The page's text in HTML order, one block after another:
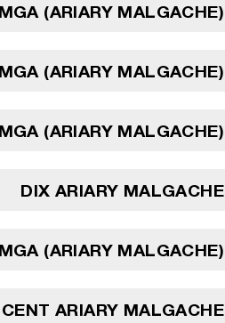
(ARIARY MALGACHE)
(ARIARY MALGACHE)
(ARIARY MALGACHE)
DIX ARIARY MALGACHE
(ARIARY MALGACHE)
CENT ARIARY MALGACHE